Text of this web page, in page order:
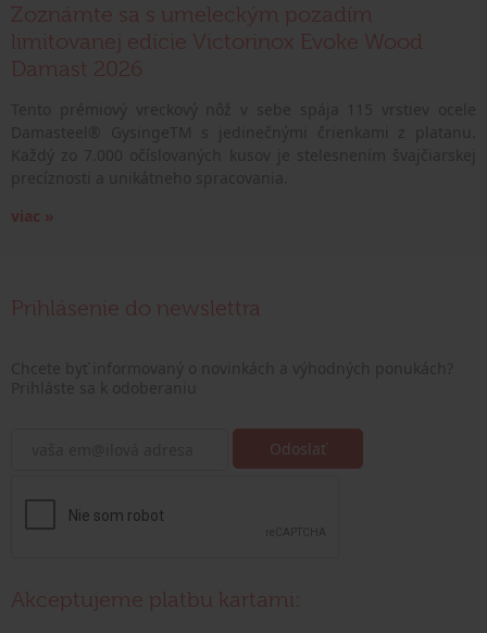
Zoznámte sa s umeleckým pozadím
limitovanej edície Victorinox Evoke Wood
Damast 2026
viac »
Prihlásenie do newslettra
Akceptujeme platbu kartami: